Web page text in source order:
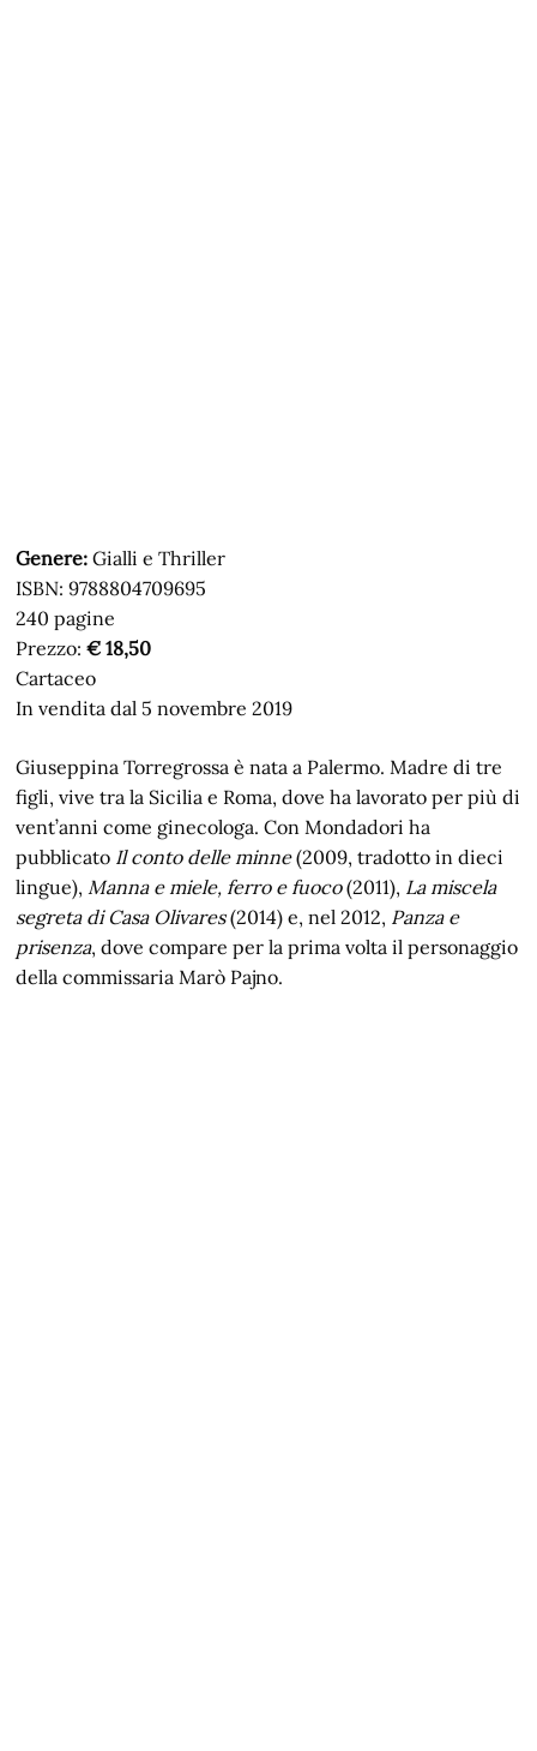
Genere: Gialli e Thriller
ISBN: 9788804709695
240 pagine
Prezzo:€ 18,50
Cartaceo
In vendita dal 5 novembre 2019
Giuseppina Torregrossa è nata a Palermo. Madre di tre
figli, vive tra la Sicilia e Roma, dove ha lavorato per più di
vent’anni come ginecologa. Con Mondadori ha
pubblicato Il conto delle minne(2009, tradotto in dieci
lingue),Manna e miele, ferro e fuoco(2011), La miscela
segreta di Casa Olivares(2014) e, nel 2012, Panza e
prisenza, dove compare per la prima volta il personaggio
della commissaria Marò Pajno.